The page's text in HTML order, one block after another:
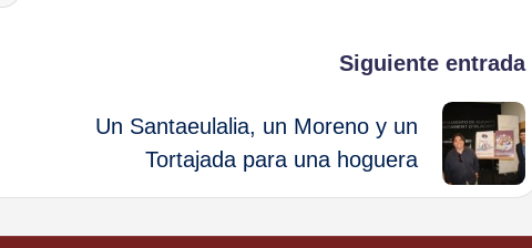
Siguiente entrada
Un Santaeulalia, un Moreno y un
Tortajada para una hoguera